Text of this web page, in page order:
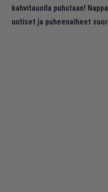
kahvitauolla puhutaan!
uutiset ja puheenaiheet